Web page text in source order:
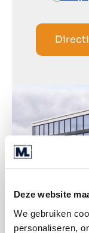
Deze website
We gebruiken
personaliseren,